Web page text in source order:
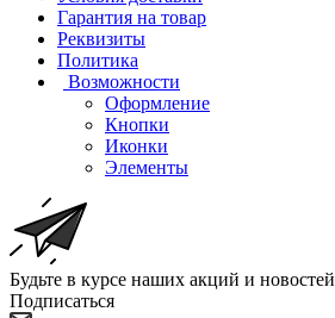
Гарантия на товар
Реквизиты
Политика
Возможности
Оформление
Кнопки
Иконки
Элементы
Будьте в курсе наших акций и новостей
Подписаться